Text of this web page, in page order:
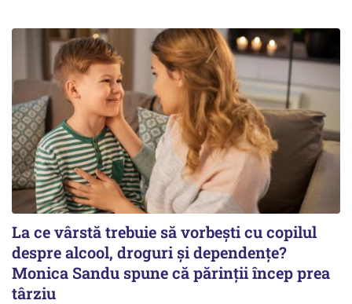
La ce vârstă trebuie să vorbești cu copilul
despre alcool, droguri și dependențe?
Monica Sandu spune că părinții încep prea
târziu